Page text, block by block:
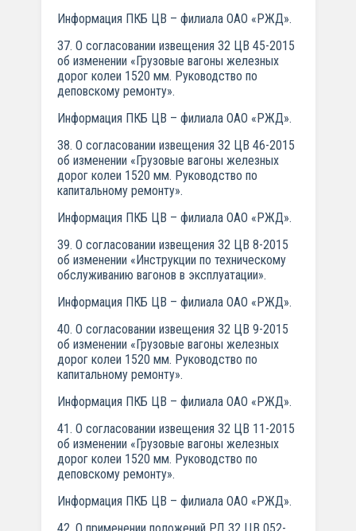
Информация ПКБ ЦВ – филиала ОАО «РЖД».
37. О согласовании извещения 32 ЦВ 45-2015
об изменении «Грузовые вагоны железных
дорог колеи 1520 мм. Руководство по
деповскому ремонту».
Информация ПКБ ЦВ – филиала ОАО «РЖД».
38. О согласовании извещения 32 ЦВ 46-2015
об изменении «Грузовые вагоны железных
дорог колеи 1520 мм. Руководство по
капитальному ремонту».
Информация ПКБ ЦВ – филиала ОАО «РЖД».
39. О согласовании извещения 32 ЦВ 8-2015
об изменении «Инструкции по техническому
обслуживанию вагонов в эксплуатации».
Информация ПКБ ЦВ – филиала ОАО «РЖД».
40. О согласовании извещения 32 ЦВ 9-2015
об изменении «Грузовые вагоны железных
дорог колеи 1520 мм. Руководство по
капитальному ремонту».
Информация ПКБ ЦВ – филиала ОАО «РЖД».
41. О согласовании извещения 32 ЦВ 11-2015
об изменении «Грузовые вагоны железных
дорог колеи 1520 мм. Руководство по
деповскому ремонту».
Информация ПКБ ЦВ – филиала ОАО «РЖД».